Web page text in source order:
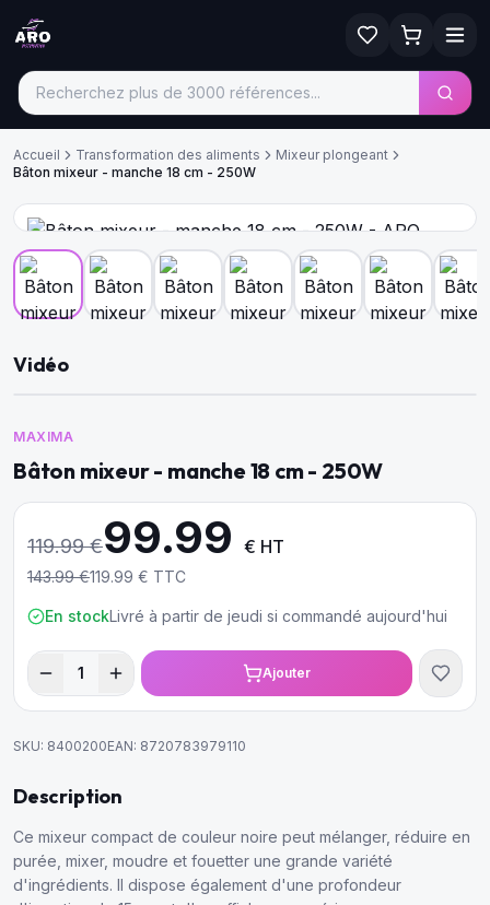
Accueil Transformation des aliments
Mixeur plongeant
Bâton mixeur - manche 18 cm - 250W
Vidéo
MAXIMA
Bâton mixeur - manche 18 cm - 250W
119.99€99.99 € HT
143.99€119.99 € TTC
En stockLivré à partir de jeudi si commandé aujourd'hui
1 Ajouter
SKU: 8400200EAN: 8720783979110
Description
Ce mixeur compact de couleur noire peut mélanger, réduire en
purée, mixer, moudre et fouetter une grande variété
d'ingrédients. Il dispose également d'une profondeur